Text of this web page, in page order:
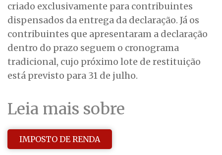
criado exclusivamente para contribuintes
dispensados da entrega da declaração. Já os
contribuintes que apresentaram a declaração
dentro do prazo seguem o cronograma
tradicional, cujo próximo lote de restituição
está previsto para 31 de julho.
Leia mais sobre
IMPOSTO DE RENDA